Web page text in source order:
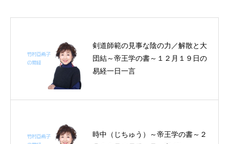
剣道師範の見事な陰の力／解散と大
団結～帝王学の書～１２月１９日の
易経一日一言
時中（じちゅう）～帝王学の書～２